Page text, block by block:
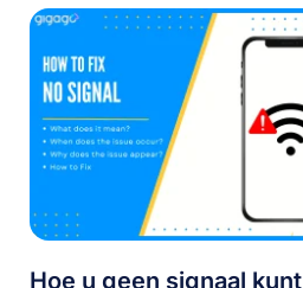
Hoe u geen signaal kunt